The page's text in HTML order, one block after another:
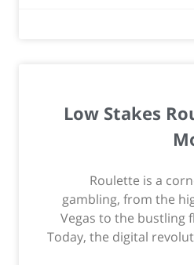
Low Stakes
Roulette is a
gambling, from the
Vegas to the bustling
Today, the digital